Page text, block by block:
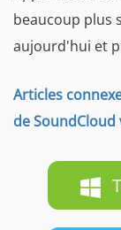
beaucoup plus
aujourd'hui et
Articles
de SoundCloud